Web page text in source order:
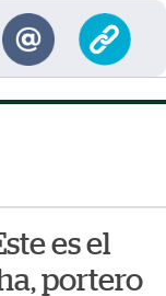
es el
portero